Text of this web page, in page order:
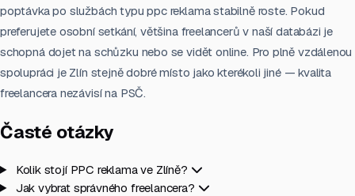
poptávka po službách typu ppc reklama stabilně roste. Pokud
preferujete osobní setkání, většina freelancerů v naší databázi je
schopná dojet na schůzku nebo se vidět online. Pro plně vzdálenou
spolupráci je Zlín stejně dobré místo jako kterékoli jiné — kvalita
freelancera nezávisí na PSČ.
Časté otázky
Kolik stojí PPC reklama ve Zlíně?
Jak vybrat správného freelancera?